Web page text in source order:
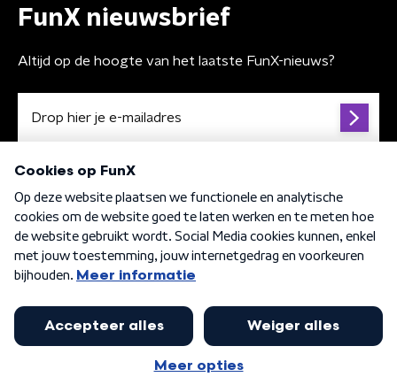
FunX nieuwsbrief
Altijd op de hoogte van het laatste FunX-nieuws?
Algemene voorwaarden Privacybeleid